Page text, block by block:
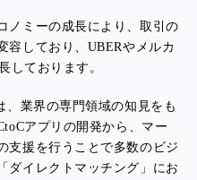
ノミーの成長により、取引の
容しており、UBERやメルカ
しております。
、業界の専門領域の知見をも
アプリの開発から、マー
支援を行うことで多数のビジ
ダイレクトマッチング」にお